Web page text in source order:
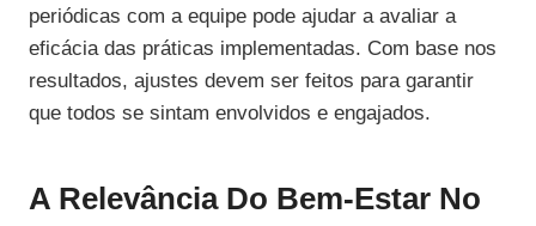
periódicas com a equipe pode ajudar a avaliar a
eficácia das práticas implementadas. Com base nos
resultados, ajustes devem ser feitos para garantir
que todos se sintam envolvidos e engajados.
A Relevância Do Bem-Estar No